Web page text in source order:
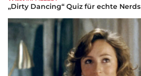
„Dirty Dancing“ Quiz für echte Nerds